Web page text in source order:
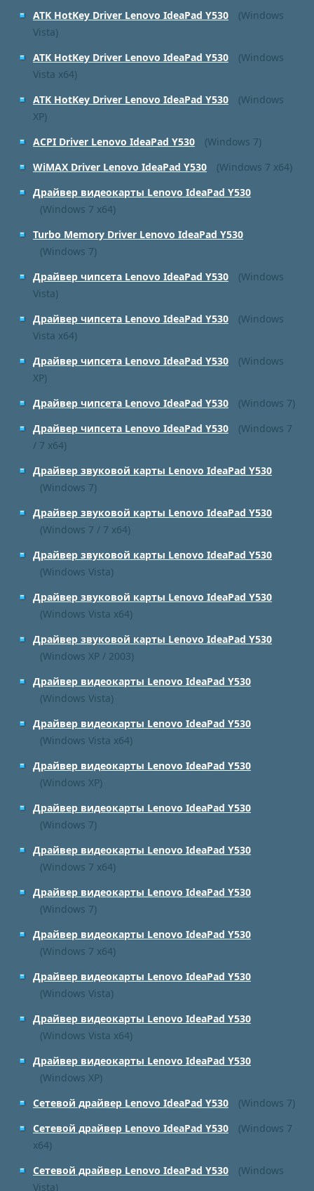
ATK HotKey Driver Lenovo IdeaPad Y530
(Windows
Vista)
ATK HotKey Driver Lenovo IdeaPad Y530
(Windows
Vista x64)
ATK HotKey Driver Lenovo IdeaPad Y530
(Windows
XP)
ACPI Driver Lenovo IdeaPad Y530
(Windows 7)
WiMAX Driver Lenovo IdeaPad Y530
(Windows 7 x64)
Драйвер видеокарты Lenovo IdeaPad Y530
(Windows 7 x64)
Turbo Memory Driver Lenovo IdeaPad Y530
(Windows 7)
Драйвер чипсета Lenovo IdeaPad Y530
(Windows
Vista)
Драйвер чипсета Lenovo IdeaPad Y530
(Windows
Vista x64)
Драйвер чипсета Lenovo IdeaPad Y530
(Windows
XP)
Драйвер чипсета Lenovo IdeaPad Y530
(Windows 7)
Драйвер чипсета Lenovo IdeaPad Y530
(Windows 7
/ 7 x64)
Драйвер звуковой карты Lenovo IdeaPad Y530
(Windows 7)
Драйвер звуковой карты Lenovo IdeaPad Y530
(Windows 7 / 7 x64)
Драйвер звуковой карты Lenovo IdeaPad Y530
(Windows Vista)
Драйвер звуковой карты Lenovo IdeaPad Y530
(Windows Vista x64)
Драйвер звуковой карты Lenovo IdeaPad Y530
(Windows XP / 2003)
Драйвер видеокарты Lenovo IdeaPad Y530
(Windows Vista)
Драйвер видеокарты Lenovo IdeaPad Y530
(Windows Vista x64)
Драйвер видеокарты Lenovo IdeaPad Y530
(Windows XP)
Драйвер видеокарты Lenovo IdeaPad Y530
(Windows 7)
Драйвер видеокарты Lenovo IdeaPad Y530
(Windows 7 x64)
Драйвер видеокарты Lenovo IdeaPad Y530
(Windows 7)
Драйвер видеокарты Lenovo IdeaPad Y530
(Windows 7 x64)
Драйвер видеокарты Lenovo IdeaPad Y530
(Windows Vista)
Драйвер видеокарты Lenovo IdeaPad Y530
(Windows Vista x64)
Драйвер видеокарты Lenovo IdeaPad Y530
(Windows XP)
Сетевой драйвер Lenovo IdeaPad Y530
(Windows 7)
Сетевой драйвер Lenovo IdeaPad Y530
(Windows 7
x64)
Сетевой драйвер Lenovo IdeaPad Y530
(Windows
Vista)